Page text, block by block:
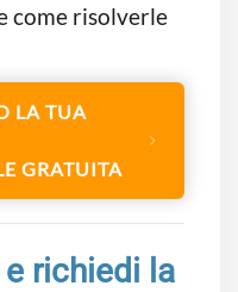
come risolverle
LA TUA
GRATUITA
richiedi la